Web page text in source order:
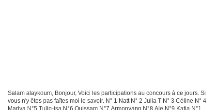
Salam alaykoum, Bonjour, Voici les participations au concours à ce jours. Si
vous n'y êtes pas faîtes moi le savoir. N° 1 Natt N° 2 Julia T N° 3 Céline N° 4
Mariva N°5 Tulip-isa N°6 Ouissam N°7 Armonyann N°8 Ale N°9 Katia N°10